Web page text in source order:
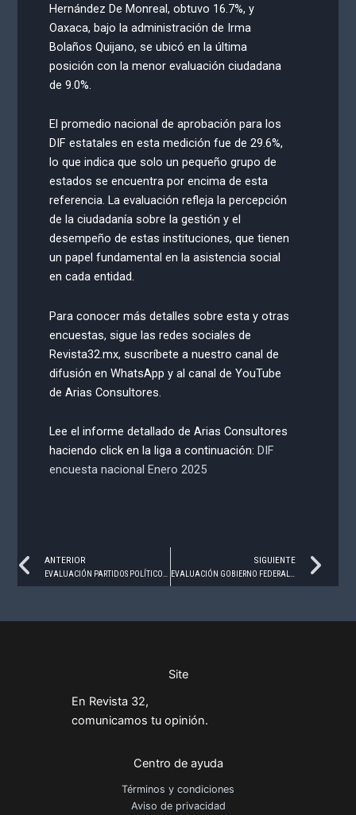
Hernández De Monreal, obtuvo 16.7%, y
Oaxaca, bajo la administración de Irma
Bolaños Quijano, se ubicó en la última
posición con la menor evaluación ciudadana
de 9.0%.
El promedio nacional de aprobación para los
DIF estatales en esta medición fue de 29.6%,
lo que indica que solo un pequeño grupo de
estados se encuentra por encima de esta
referencia. La evaluación refleja la percepción
de la ciudadanía sobre la gestión y el
desempeño de estas instituciones, que tienen
un papel fundamental en la asistencia social
en cada entidad.
Para conocer más detalles sobre esta y otras
encuestas, sigue las redes sociales de
Revista32.mx, suscríbete a nuestro canal de
difusión en WhatsApp y al canal de YouTube
de Arias Consultores.
Lee el informe detallado de Arias Consultores
haciendo click en la liga a continuación: DIF
encuesta nacional Enero 2025
Prev
ANTERIOR SIGUIENTE
Site
En Revista 32,
comunicamos tu opinión.
Centro de ayuda
Términos y condiciones
Aviso de privacidad